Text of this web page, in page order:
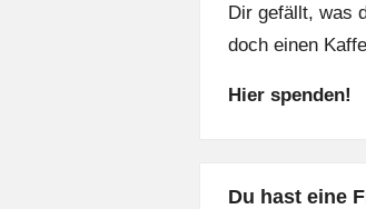
Dir gefällt, was
doch einen
Hier spenden!
Du hast eine